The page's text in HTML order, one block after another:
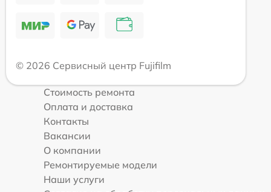
© 2026 Сервисный центр Fujifilm
Стоимость ремонта
Оплата и доставка
Контакты
Вакансии
О компании
Ремонтируемые модели
Наши услуги